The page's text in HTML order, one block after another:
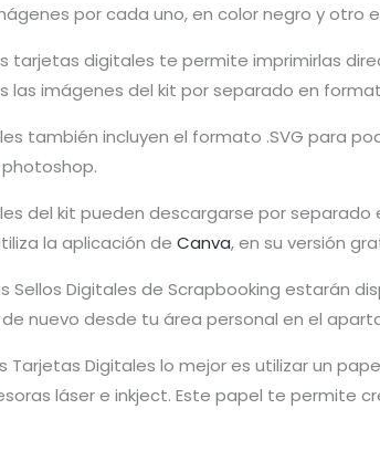
por cada uno, en color negro y otro
tarjetas digitales te permite imprimirlas
las imágenes del kit por separado en
también incluyen el formato .SVG para
del kit pueden descargarse por
la aplicación de Canva, en su versión
Sellos Digitales de Scrapbooking estarán
nuevo desde tu área personal en el
Tarjetas Digitales lo mejor es utilizar un
láser e inkject. Este papel te permite